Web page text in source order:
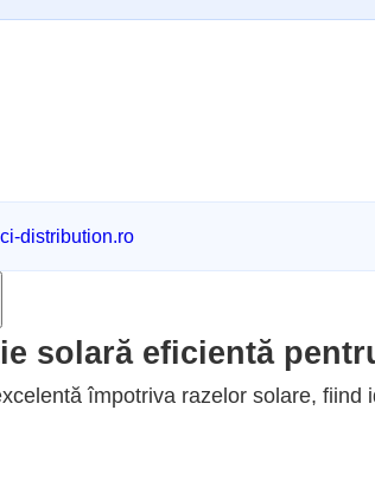
distribution.ro
solară eficientă
împotriva razelor solare,